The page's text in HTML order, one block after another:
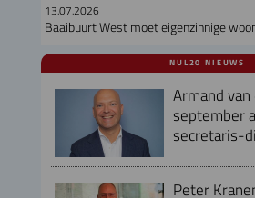
13.07.2026
Baaibuurt West moet eigenzinnige
NUL20 NIEUWS
Armand
september
secretaris-
Peter